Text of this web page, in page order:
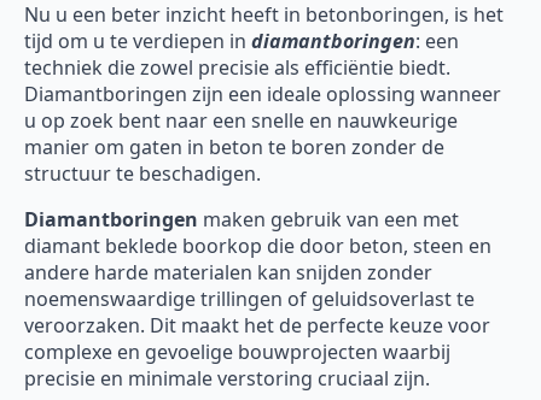
Nu u een beter inzicht heeft in betonboringen, is het
tijd om u te verdiepen in diamantboringen: een
techniek die zowel precisie als efficiëntie biedt.
Diamantboringen zijn een ideale oplossing wanneer
u op zoek bent naar een snelle en nauwkeurige
manier om gaten in beton te boren zonder de
structuur te beschadigen.
Diamantboringen maken gebruik van een met
diamant beklede boorkop die door beton, steen en
andere harde materialen kan snijden zonder
noemenswaardige trillingen of geluidsoverlast te
veroorzaken. Dit maakt het de perfecte keuze voor
complexe en gevoelige bouwprojecten waarbij
precisie en minimale verstoring cruciaal zijn.